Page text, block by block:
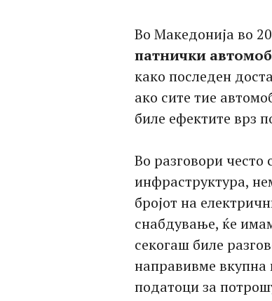
Во Македонија во
патнички
како последен
ако сите тие
биле ефектите врз
Во разговори
инфраструктура,
бројот на
снабдување, ќе
секогаш биле
направивме вкупна
податоци за